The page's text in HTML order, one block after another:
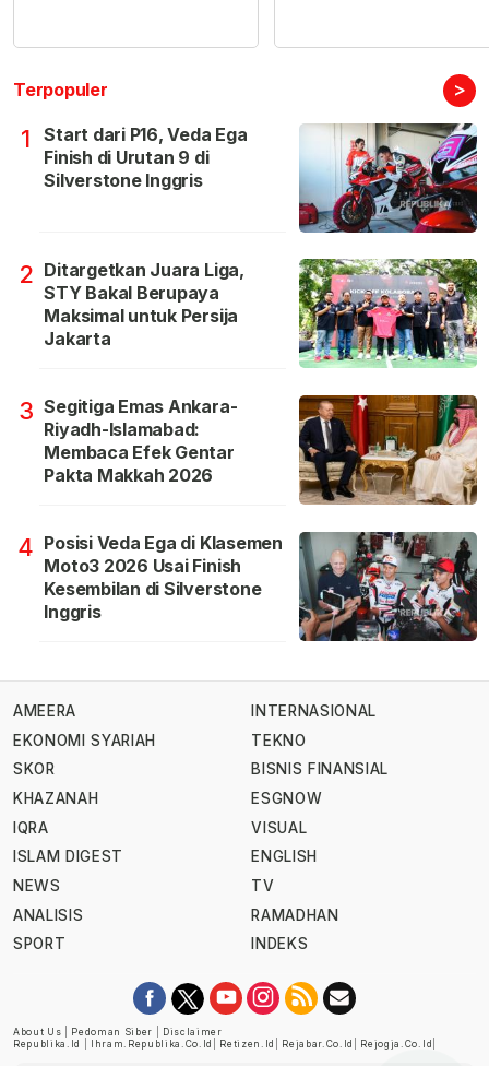
Terpopuler >
1
Start dari P16, Veda Ega
Finish di Urutan 9 di
Silverstone Inggris
2 Ditargetkan Juara Liga,
STY Bakal Berupaya
Maksimal untuk Persija
Jakarta
3 Segitiga Emas Ankara-
Riyadh-Islamabad:
Membaca Efek Gentar
Pakta Makkah 2026
4 Posisi Veda Ega di Klasemen
Moto3 2026 Usai Finish
Kesembilan di Silverstone
Inggris
AMEERA
EKONOMI SYARIAH
SKOR
KHAZANAH
IQRA
ISLAM DIGEST
NEWS
ANALISIS
SPORT
INTERNASIONAL
TEKNO
BISNIS FINANSIAL
ESGNOW
VISUAL
ENGLISH
TV
RAMADHAN
INDEKS
About Us Pedoman Siber
Disclaimer
Republika.id
Ihram.republika.co.id Retizen.id Rejabar.co.id Rejogja.co.id